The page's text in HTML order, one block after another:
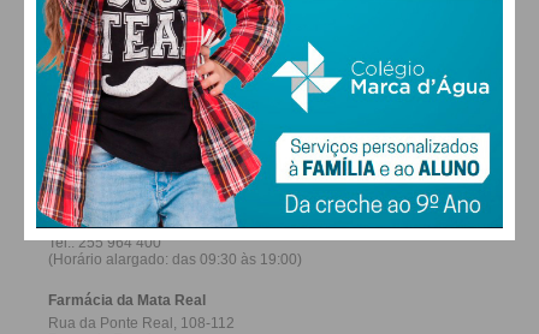
FARMACIAS DE SERVIÇO EM PAÇOS DE
FERREIRA